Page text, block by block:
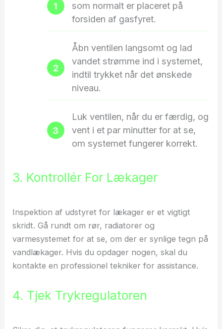
som normalt er placeret på
forsiden af gasfyret.
Åbn ventilen langsomt og lad
vandet strømme ind i systemet,
indtil trykket når det ønskede
niveau.
Luk ventilen, når du er færdig, og
vent i et par minutter for at se,
om systemet fungerer korrekt.
3. Kontrollér For Lækager
Inspektion af udstyret for lækager er et vigtigt
skridt. Gå rundt om rør, radiatorer og
varmesystemet for at se, om der er synlige tegn på
vandlækager. Hvis du opdager nogen, skal du
kontakte en professionel tekniker for assistance.
4. Tjek Trykregulatoren